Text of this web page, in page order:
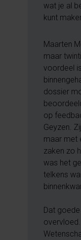
wat je al
kunt
Maarten
maar
voordeel
dossier
op
Geyzen.
maar met
zaken zo
was het
telkens
Dat